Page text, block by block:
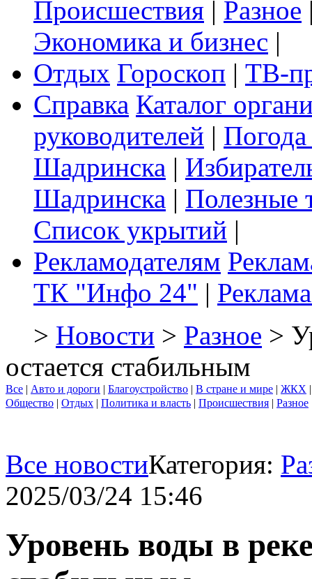
Происшествия | Разное
Экономика и бизнес |
Отдых Гороскоп | ТВ-
Справка Каталог
руководителей |
Шадринска |
Шадринска | Полезные
Список укрытий |
Рекламодателям
ТК "Инфо 24" |
> Новости > Разное >
остается стабильным
Все | Авто и дороги | Благоустройство | В стране и мире | ЖКХ
Общество | Отдых | Политика и власть | Происшествия | Разное
Все новостиКатегория:
2025/03/24 15:46
Уровень воды в